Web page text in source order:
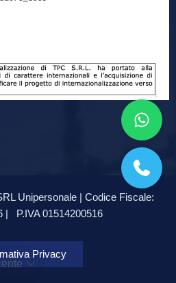
Unipersonale | Codice Fiscale:
|
P.IVA 01514200516
Privacy